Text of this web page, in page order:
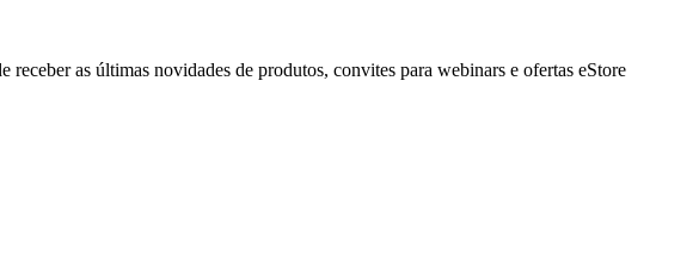
as últimas novidades de produtos, convites para webinars e ofertas eStore